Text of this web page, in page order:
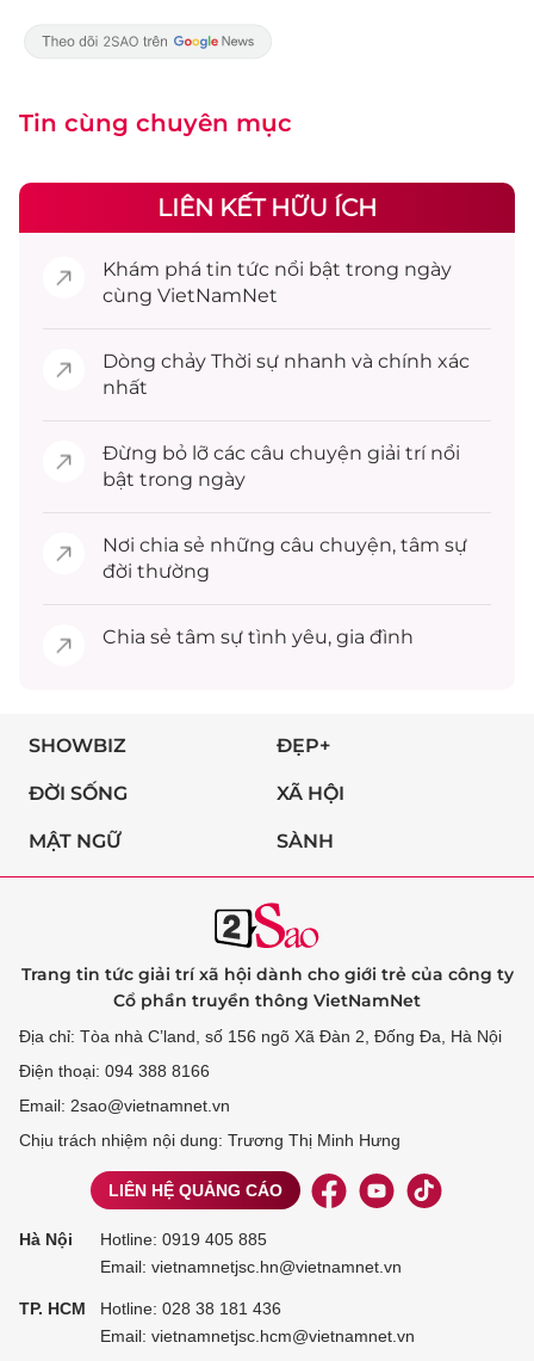
Tin cùng chuyên mục
LIÊN KẾT HỮU ÍCH
Khám phá tin tức nổi bật trong ngày
cùng VietNamNet
Dòng chảy Thời sự nhanh và chính xác
nhất
Đừng bỏ lỡ các câu chuyện giải trínổi
bật trong ngày
Nơi chia sẻ những câu chuyện, tâm sự
đời thường
Chia sẻ tâm sự tình yêu, gia đình
SHOWBIZ ĐẸP+
ĐỜI SỐNG XÃ HỘI
MẬT NGỮ SÀNH
Trang tin tức giải trí xã hội dành cho giới trẻ của công ty
Cổ phần truyền thông VietNamNet
Địa chỉ: Tòa nhà C’land, số 156 ngõ Xã Đàn 2, Đống Đa, Hà Nội
Điện thoại: 094 388 8166
Email: 2sao@vietnamnet.vn
Chịu trách nhiệm nội dung: Trương Thị Minh Hưng
LIÊN HỆ QUẢNG CÁO
Hà Nội Hotline: 0919 405 885
Email: vietnamnetjsc.hn@vietnamnet.vn
TP. HCM Hotline: 028 38 181 436
Email: vietnamnetjsc.hcm@vietnamnet.vn